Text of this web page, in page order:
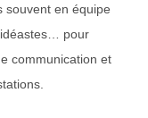
souvent en équipe
pour
communication et